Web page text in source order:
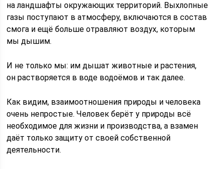
на ландшафты окружающих территорий. Выхлопные
газы поступают в атмосферу, включаются в состав
смога и ещё больше отравляют воздух, которым
мы дышим.
И не только мы: им дышат животные и растения,
он растворяется в воде водоёмов и так далее.
Как видим, взаимоотношения природы и человека
очень непростые. Человек берёт у природы всё
необходимое для жизни и производства, а взамен
даёт только защиту от своей собственной
деятельности.